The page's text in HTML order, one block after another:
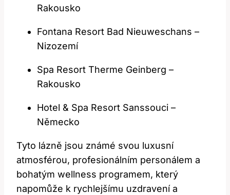
Rakousko
Fontana Resort Bad Nieuweschans –
Nizozemí
Spa Resort Therme Geinberg –
Rakousko
Hotel & Spa Resort Sanssouci –
Německo
Tyto lázně jsou známé svou luxusní
atmosférou, profesionálním personálem a
bohatým wellness programem, který
napomůže k rychlejšímu uzdravení a